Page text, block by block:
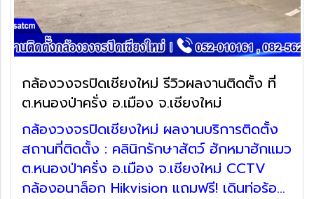
กล้องวงจรปิดเชียงใหม่ รีวิวผลงานติดตั้ง ที่
ต.หนองป่าครั่ง อ.เมือง จ.เชียงใหม่
กล้องวงจรปิดเชียงใหม่ ผลงานบริการติดตั้ง
สถานที่ติดตั้ง : คลินิกรักษาสัตว์ ฮักหมาฮักแมว
ต.หนองป่าครั่ง อ.เมือง จ.เชียงใหม่ CCTV
กล้องอนาล็อก Hikvision แถมฟรี! เดินท่อร้อย